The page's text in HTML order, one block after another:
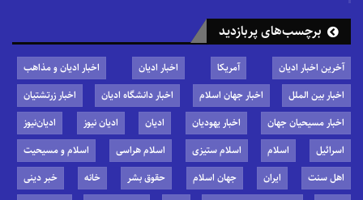
برچسب‌های پربازدید
آخرین اخبار ادیان آمریکا اخبار ادیان
اخبار ادیان و مذاهب
اخبار بین الملل
اخبار جهان اسلام اخبار دانشگاه ادیان
اخبار زرتشتیان
اخبار مسیحیان جهان
اخبار یهودیان ادیان ادیان نیوز
ادیان‌نیوز
اسرائیل
اسلام اسلام ستیزی اسلام هراسی
اسلام و مسیحیت
اهل سنت
ایران جهان اسلام حقوق بشر خانه
خبر دینی